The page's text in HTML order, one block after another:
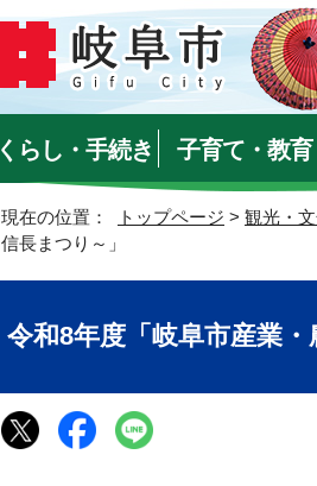
くらし・手続き 子育て・教育
現在の位置： トップページ > 観光・
信長まつり～」
令和8年度「岐阜市産業